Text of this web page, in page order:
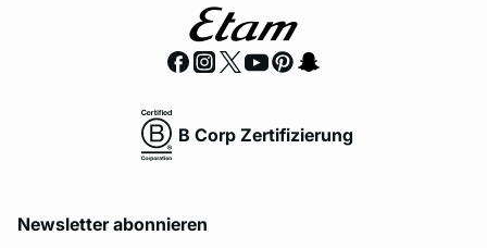
B Corp Zertifizierung
Newsletter abonnieren